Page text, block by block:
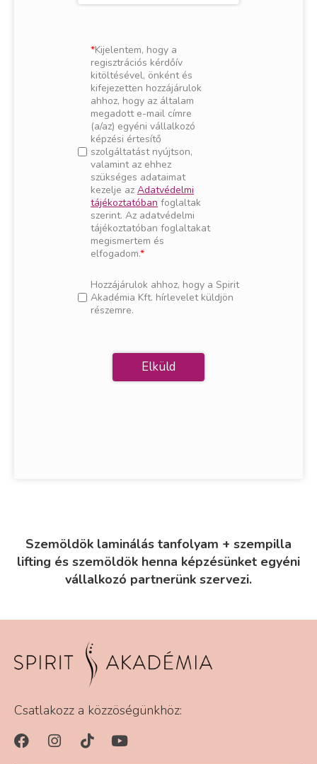
Kijelentem, hogy a
regisztrációs kérdőív
kitöltésével, önként és
kifejezetten hozzájárulok
ahhoz, hogy az általam
megadott e-mail címre
(a/az) egyéni vállalkozó
képzési értesítő
szolgáltatást nyújtson,
valamint az ehhez
szükséges adataimat
kezelje az Adatvédelmi
tájékoztatóban foglaltak
szerint. Az adatvédelmi
tájékoztatóban foglaltakat
megismertem és
elfogadom.
Hozzájárulok ahhoz, hogy a Spirit
Akadémia Kft. hírlevelet küldjön
részemre.
Szemöldök laminálás tanfolyam + szempilla
lifting és szemöldök henna képzésünket egyéni
vállalkozó partnerünk szervezi.
Csatlakozz a közzöségünkhöz: